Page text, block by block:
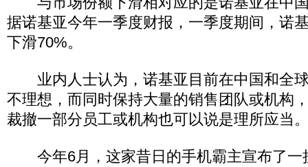
据诺基亚今年一季度财报，一季度期间，诺
下滑70%。
业内人士认为，诺基亚目前在中国和全
不理想，而同时保持大量的销售团队或机构
裁撤一部分员工或机构也可以说是理所应当
今年6月，这家昔日的手机霸主宣布了一